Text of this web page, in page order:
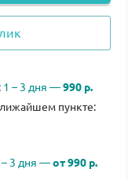
1 – 3 дня —990 р.
пункте:
– 3 дня —от 990 р.